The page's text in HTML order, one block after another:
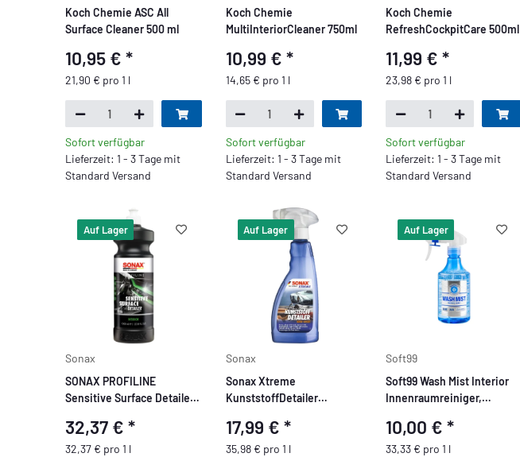
Koch Chemie ASC All
Surface Cleaner 500 ml
10,95 €*
21,90 € pro 1 l
Sofort verfügbar
Lieferzeit: 1 - 3 Tage mit
Standard Versand
Koch Chemie
MultiInteriorCleaner 750ml
10,99 € *
14,65 € pro 1 l
Sofort verfügbar
Lieferzeit: 1 - 3 Tage mit
Standard Versand
Koch Chemie
RefreshCockpitCare 500ml
11,99 €*
23,98 € pro 1 l
Sofort verfügbar
Lieferzeit: 1 - 3 Tage mit
Standard Versand
Auf Lager
Sonax
SONAX PROFILINE
Sensitive Surface Detailer
32,37 €*
32,37 € pro 1 l
Auf Lager
Sonax
Sonax Xtreme
KunststoffDetailer
17,99 € *
35,98 € pro 1 l
Auf Lager
Soft99
Soft99 Wash Mist Interior
Innenraumreiniger,
antibakterielle Wirkung,
300 ml
10,00 €*
33,33 € pro 1 l